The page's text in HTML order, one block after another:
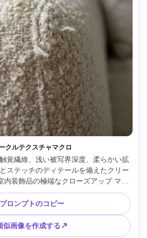
クルテクスチャマクロ
覚繊維、浅い被写界深度、柔らかい拡
ステッチのディテールを備えたクリー
内装飾品の極端なクローズアップ マク
ンズで Nikon Z8 で撮影、f/2.8、超リ
トラスト、すっきりとした最小限の背
景ぼかし --ar 4:5
プロンプトのコピー
似画像を作成する↗